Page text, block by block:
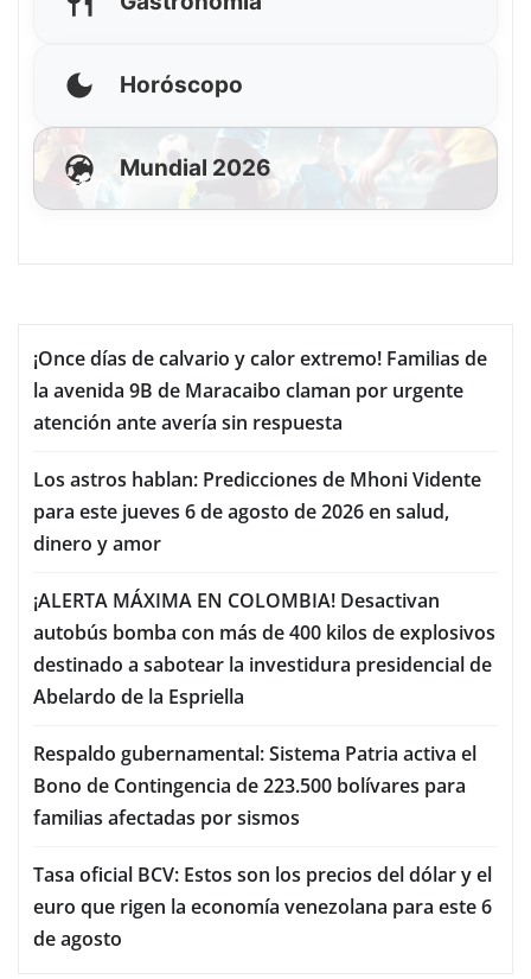
Horóscopo
Mundial 2026
¡Once días de calvario y calor extremo! Familias de
la avenida 9B de Maracaibo claman por urgente
atención ante avería sin respuesta
Los astros hablan: Predicciones de Mhoni Vidente
para este jueves 6 de agosto de 2026 en salud,
dinero y amor
¡ALERTA MÁXIMA EN COLOMBIA! Desactivan
autobús bomba con más de 400 kilos de explosivos
destinado a sabotear la investidura presidencial de
Abelardo de la Espriella
Respaldo gubernamental: Sistema Patria activa el
Bono de Contingencia de 223.500 bolívares para
familias afectadas por sismos
Tasa oficial BCV: Estos son los precios del dólar y el
euro que rigen la economía venezolana para este 6
de agosto